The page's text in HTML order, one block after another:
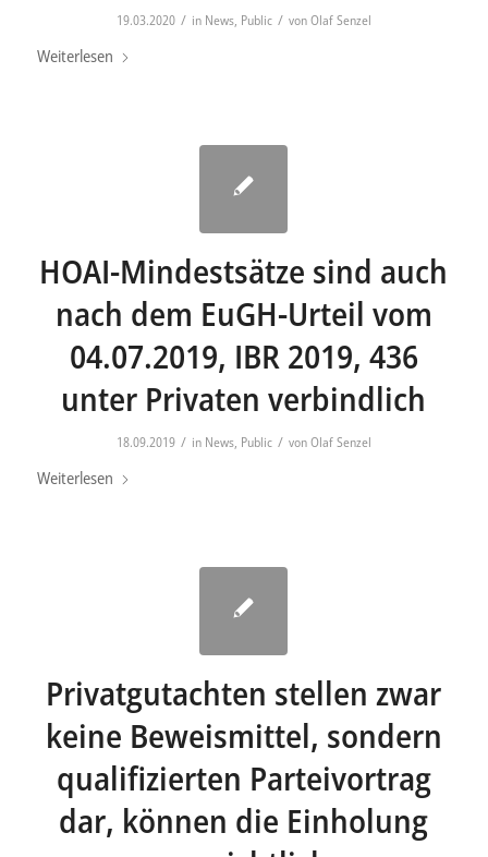
19.03.2020 / in News, Public / vonOlaf Senzel
Weiterlesen
HOAI-Mindestsätze sind auch
nach dem EuGH-Urteil vom
04.07.2019, IBR 2019, 436
unter Privaten verbindlich
18.09.2019 / in News, Public / vonOlaf Senzel
Weiterlesen
Privatgutachten stellen zwar
keine Beweismittel, sondern
qualifizierten Parteivortrag
dar, können die Einholung